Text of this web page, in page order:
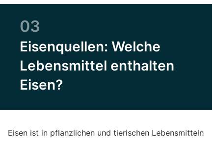
03
Eisenquellen: Welche
Lebensmittel enthalten
Eisen?
Eisen ist in pflanzlichen und tierischen Lebensmitteln